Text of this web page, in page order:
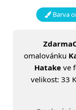
Barva
omalovánku
Hatakeve
velikost: 33